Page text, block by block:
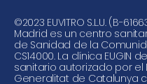
©2023 EUVITRO S.L.U. (B-
Madrid es un centro
de Sanidad de la
CS14000. La clínica
sanitario autorizado por
Generalitat de Catalunya